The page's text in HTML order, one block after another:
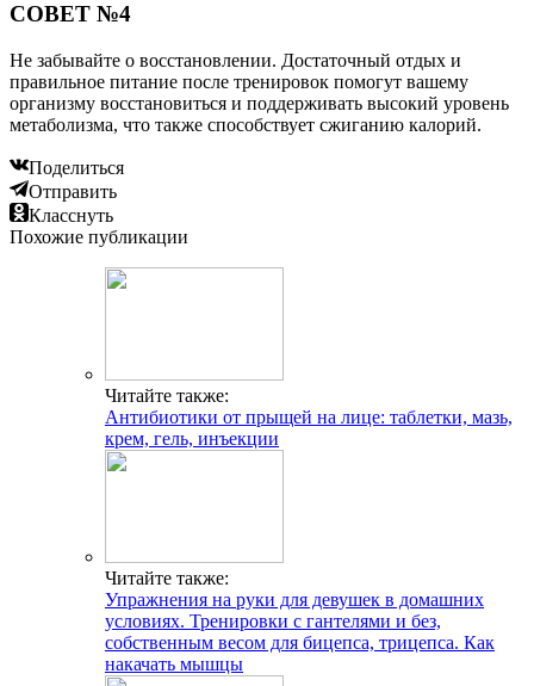
СОВЕТ №4
Не забывайте о восстановлении. Достаточный отдых и
правильное питание после тренировок помогут вашему
организму восстановиться и поддерживать высокий уровень
метаболизма, что также способствует сжиганию калорий.
Поделиться
Отправить
Класснуть
Похожие публикации
Читайте также:
Антибиотики от прыщей на лице: таблетки, мазь,
крем, гель, инъекции
Читайте также:
Упражнения на руки для девушек в домашних
условиях. Тренировки с гантелями и без,
собственным весом для бицепса, трицепса. Как
накачать мышцы